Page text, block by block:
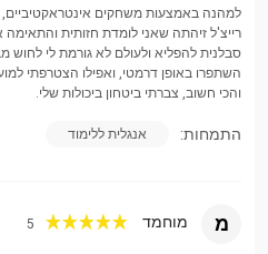
אמון במסגרות בינלאומיות
הגייה וחידוד מבטא
טכניקות הפחתת מבטא
למהנה באמצעות משחקים אינטראקטיביים,
רייצ'ל זיהתה שאני לומדת חזותית
סבלנית להפליא ולעולם לא גורמת לי לחוש
השתפרו באופן דרמטי, ואפילו הצטרפתי
והכי חשוב, צברתי ביטחון ביכולות שלי.
התמחות: אנגלית ללימוד
מ מוחמד 5